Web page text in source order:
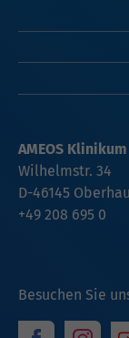
Besuchen Sie
AMEOS
Wilhelmstr. 34
D-46145
+49 208 695 0